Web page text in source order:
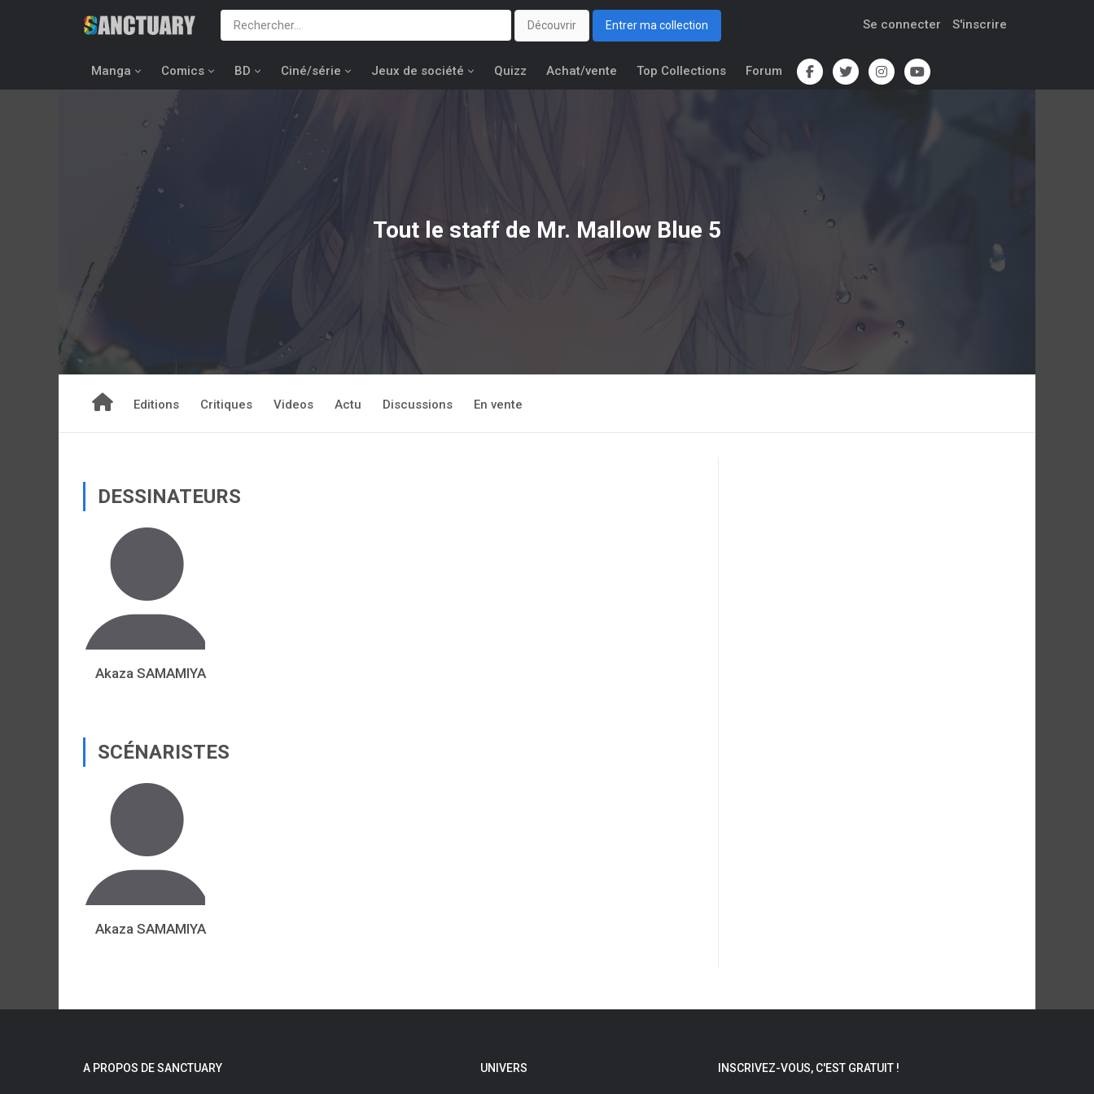
Découvrir Entrer ma collection Se connecter S'inscrire
Manga Comics BD Ciné/série Jeux de société Quizz Achat/vente Top Collections Forum
Tout le staff de Mr. Mallow Blue 5
Editions Critiques Videos Actu Discussions En vente
DESSINATEURS
Akaza SAMAMIYA
SCÉNARISTES
Akaza SAMAMIYA
A PROPOS DE SANCTUARY UNIVERS INSCRIVEZ-VOUS, C'EST GRATUIT !